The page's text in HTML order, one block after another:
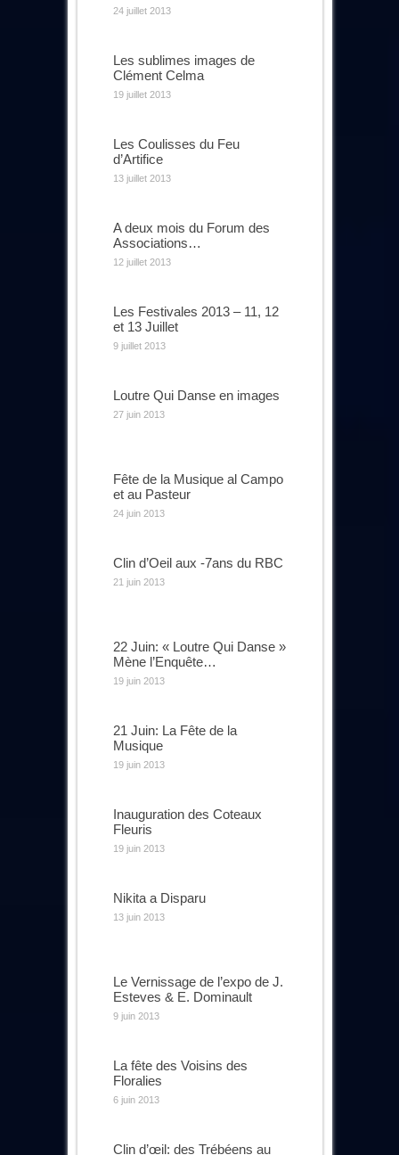
24 juillet 2013
Les sublimes images de
Clément Celma
19 juillet 2013
Les Coulisses du Feu
d’Artifice
13 juillet 2013
A deux mois du Forum des
Associations…
12 juillet 2013
Les Festivales 2013 – 11, 12
et 13 Juillet
9 juillet 2013
Loutre Qui Danse en images
27 juin 2013
Fête de la Musique al Campo
et au Pasteur
24 juin 2013
Clin d’Oeil aux -7ans du RBC
21 juin 2013
22 Juin: « Loutre Qui Danse »
Mène l’Enquête…
19 juin 2013
21 Juin: La Fête de la
Musique
19 juin 2013
Inauguration des Coteaux
Fleuris
19 juin 2013
Nikita a Disparu
13 juin 2013
Le Vernissage de l’expo de J.
Esteves & E. Dominault
9 juin 2013
La fête des Voisins des
Floralies
6 juin 2013
Clin d’œil: des Trébéens au